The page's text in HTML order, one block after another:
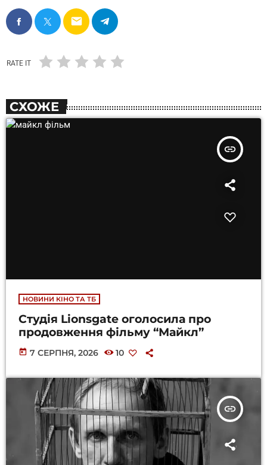
email
RATE IT
СХОЖЕ
insert_link
НОВИНИ КІНО ТА ТБ
Студія Lionsgate оголосила про
продовження фільму “Майкл”
today 7 СЕРПНЯ, 2026 10
insert_link